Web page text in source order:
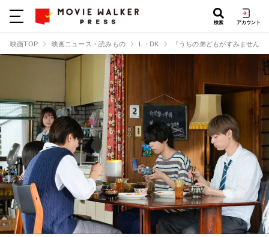
検索 アカウント
映画TOP 映画ニュース・読みもの L・DK 『うちの弟どもがすみません